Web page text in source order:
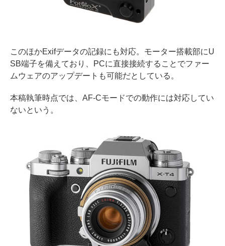
このほかExifデータの記録にも対応。モーター搭載部にU
SB端子を備えており、PCに直接接続することでファー
ムウェアのアップデートも可能だとしている。
本稿執筆時点では、AF-Cモードでの動作には対応してい
ないという。